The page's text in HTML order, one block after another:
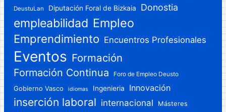
DeustuLan Diputación Foral de Bizkaia Donostia
empleabilidad Empleo
Emprendimiento Encuentros Profesionales
Eventos Formación
Formación Continua Foro de Empleo Deusto
Gobierno Vasco idiomas Ingenieria Innovación
inserción laboral internacional Másteres